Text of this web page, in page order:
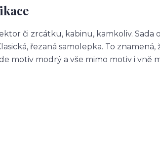
či zrcátku, kabinu, kamkoliv. Sada
řezaná samolepka. To
motiv modrý a vše mimo motiv i